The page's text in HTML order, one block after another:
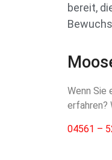
bereit,
Wenn Sie
erfahren?
04561 –